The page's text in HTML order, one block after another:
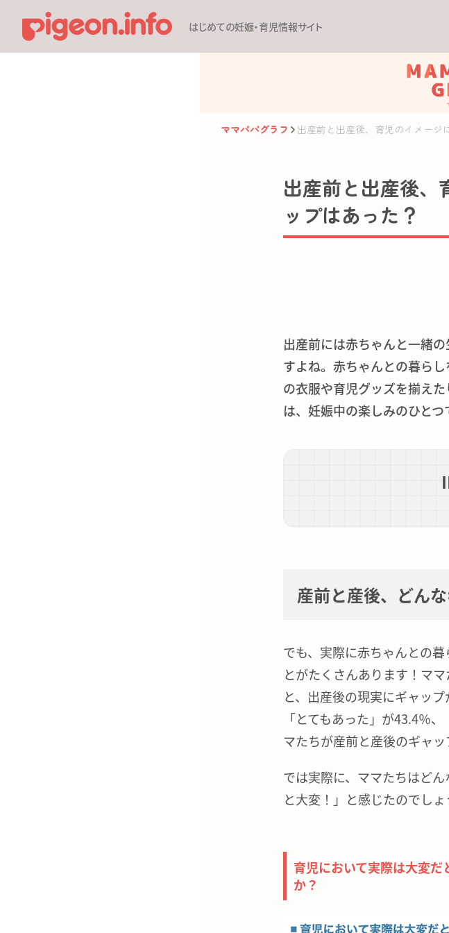
はじめての妊娠・育児情報サイト
ママパパグラフ 出産前と出産後、育児のイメージ
出産前と出産後、
ップはあった？
出産前には赤ちゃんと一緒
すよね。赤ちゃんとの暮ら
の衣服や育児グッズを揃え
は、妊娠中の楽しみのひとつ
産前と産後、どん
でも、実際に赤ちゃんとの
とがたくさんあります！マ
と、出産後の現実にギャップ
「とてもあった」が43.4％
マたちが産前と産後のギャッ
では実際に、ママたちはど
と大変！」と感じたのでしょ
育児において実際は大変
か？